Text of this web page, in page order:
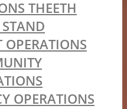
THEETH
OPERATIONS
OPERATIONS